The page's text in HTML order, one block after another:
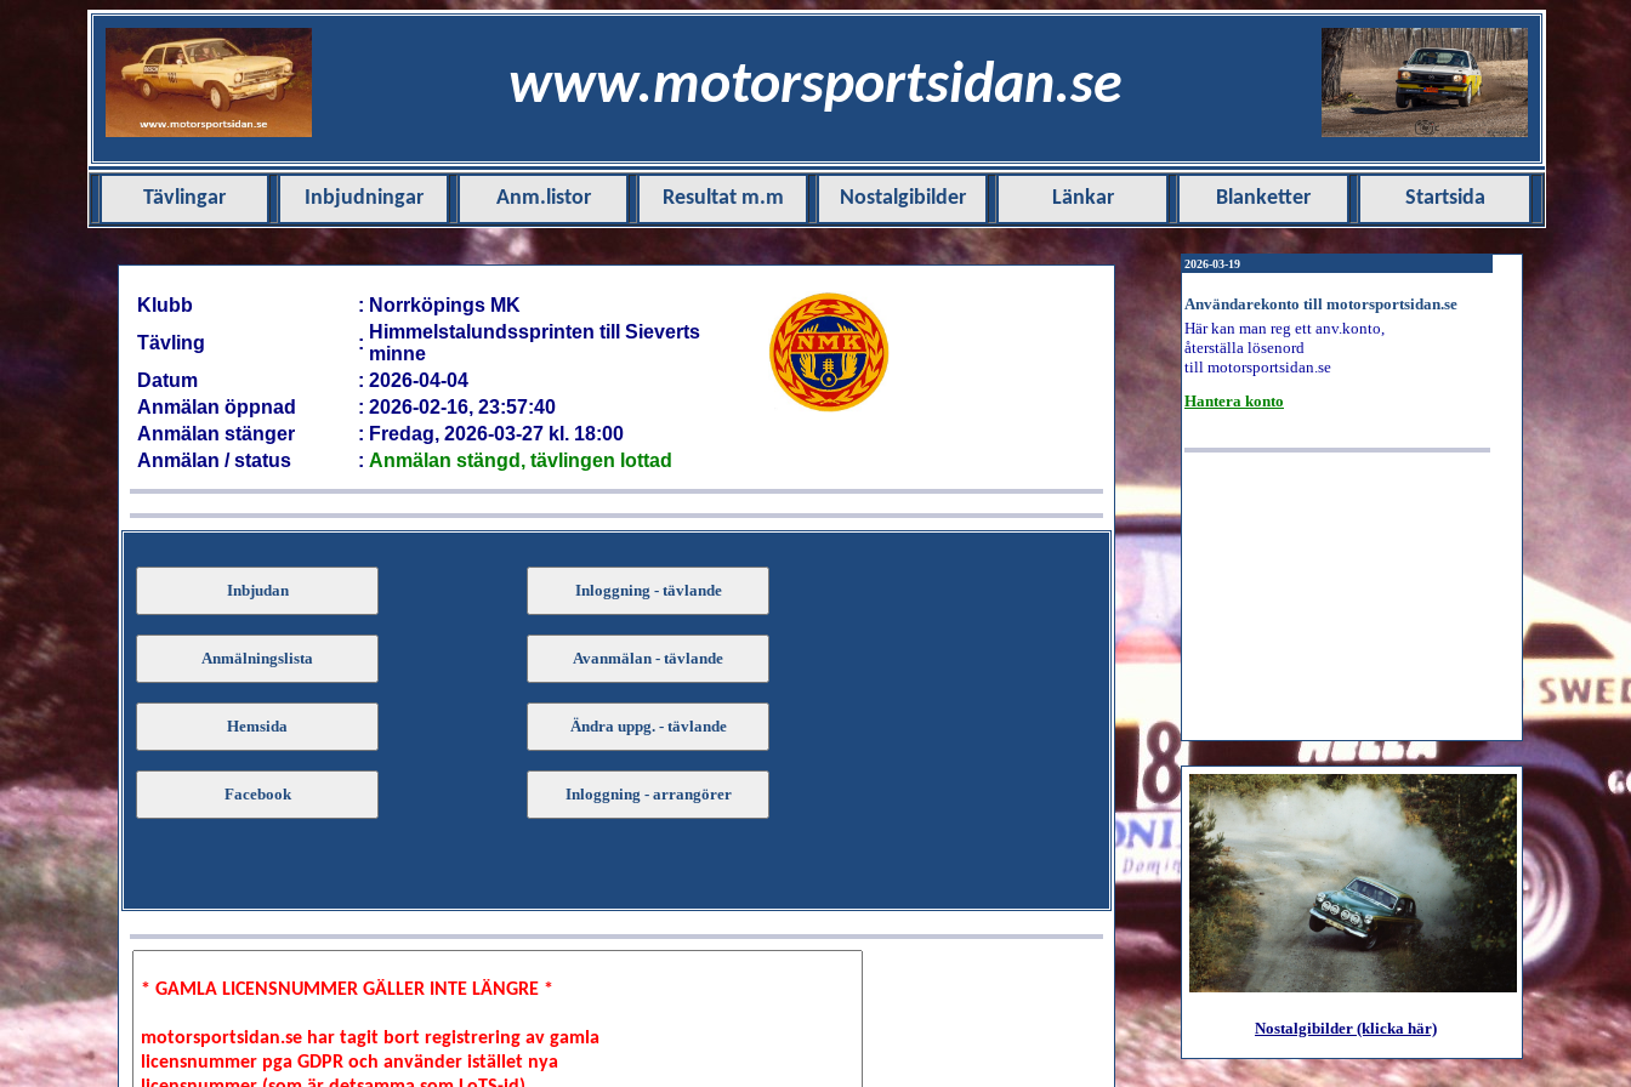
www.motorsportsidan.se
Tävlingar Inbjudningar Anm.listor Resultat m.m Nostalgibilder Länkar Blanketter Startsida
Klubb : Norrköpings MK
Tävling
:
Himmelstalundssprinten till Sieverts
minne
Datum
: 2026-04-04
Anmälan öppnad
: 2026-02-16, 23:57:40
Anmälan stänger
: Fredag, 2026-03-27 kl. 18:00
Anmälan / status
: Anmälan stängd, tävlingen lottad
2026-03-19
Användarekonto till motorsportsidan.se
Här kan man reg ett anv.konto,
återställa lösenord
till motorsportsidan.se
Hantera konto
Nostalgibilder (klicka här)